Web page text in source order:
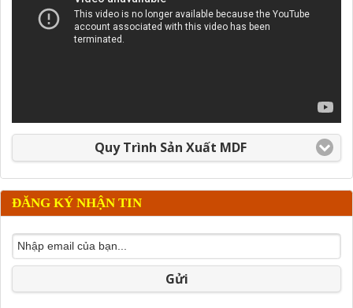
Quy Trình Sản Xuất MDF
ĐĂNG KÝ NHẬN TIN
Gửi